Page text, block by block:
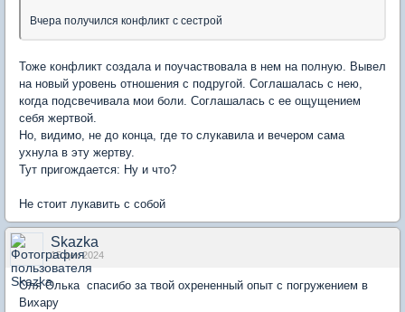
Вчера получился конфликт с сестрой
Тоже конфликт создала и поучаствовала в нем на полную. Вывел
на новый уровень отношения с подругой. Соглашалась с нею,
когда подсвечивала мои боли. Соглашалась с ее ощущением
себя жертвой.
Но, видимо, не до конца, где то слукавила и вечером сама
ухнула в эту жертву.
Тут пригождается: Ну и что?
Не стоит лукавить с собой
Skazka
15 дек 2024
Оля Олька спасибо за твой охрененный опыт с погружением в
Вихару